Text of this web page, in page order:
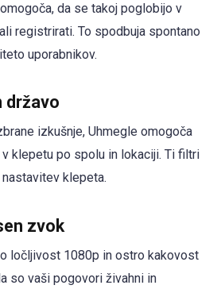
da se takoj poglobijo v
registrirati. To spodbuja spontano
uporabnikov.
državo
izkušnje, Uhmegle omogoča
klepetu po spolu in lokaciji. Ti filtri
klepeta.
zvok
ločljivost 1080p in ostro kakovost
so vaši pogovori živahni in